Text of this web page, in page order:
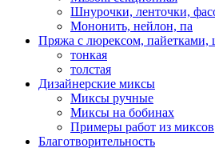
Шнурочки, ленточки,
Мононить, нейлон, па
Пряжа с люрексом,
тонкая
толстая
Дизайнерские миксы
Миксы ручные
Миксы на бобинах
Примеры работ из миксов
Благотворительность